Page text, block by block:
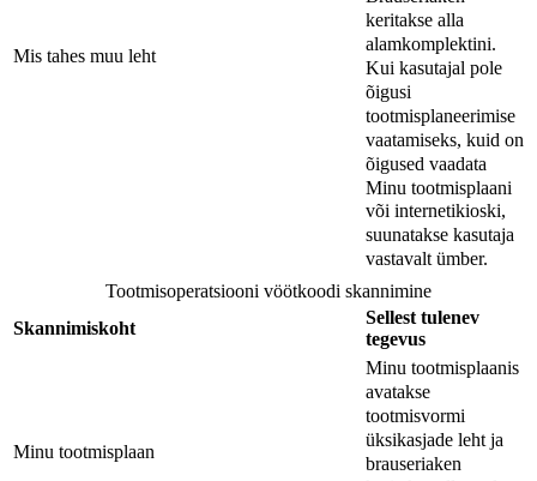
Mis tahes muu leht
keritakse alla
alamkomplektini.
Kui kasutajal pole
õigusi
tootmisplaneerimise
vaatamiseks, kuid on
õigused vaadata
Minu tootmisplaani
või internetikioski,
suunatakse kasutaja
vastavalt ümber.
Tootmisoperatsiooni vöötkoodi skannimine
Skannimiskoht
Sellest tulenev
tegevus
Minu tootmisplaan
Minu tootmisplaanis
avatakse
tootmisvormi
üksikasjade leht ja
brauseriaken